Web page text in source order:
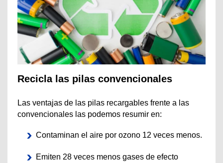
Recicla las pilas convencionales
Las ventajas de las pilas recargables frente a las
convencionales las podemos resumir en:
Contaminan el aire por ozono 12 veces menos.
Emiten 28 veces menos gases de efecto